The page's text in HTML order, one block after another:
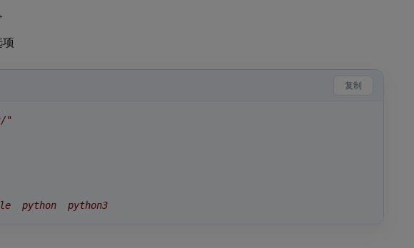
复制
"
python  python3